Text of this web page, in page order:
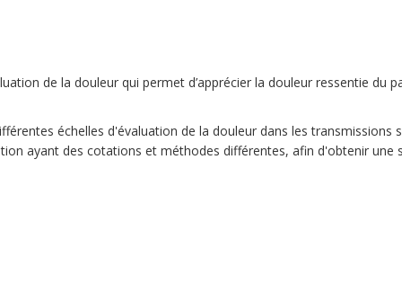
de la douleur qui permet d’apprécier la douleur ressentie du
échelles d'évaluation de la douleur dans les transmissions
ayant des cotations et méthodes différentes, afin d'obtenir une